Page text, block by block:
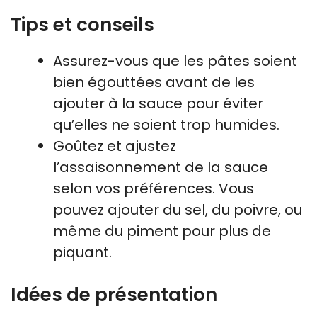
Tips et conseils
Assurez-vous que les pâtes soient
bien égouttées avant de les
ajouter à la sauce pour éviter
qu’elles ne soient trop humides.
Goûtez et ajustez
l’assaisonnement de la sauce
selon vos préférences. Vous
pouvez ajouter du sel, du poivre, ou
même du piment pour plus de
piquant.
Idées de présentation